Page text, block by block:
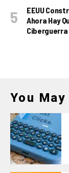
EEUU
Ahora Hay
Ciberguerra
You